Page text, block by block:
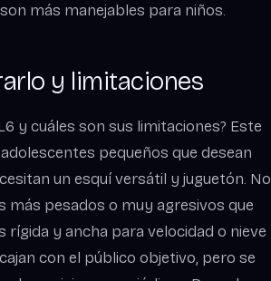
más manejables para niños.
y limitaciones
y cuáles son sus limitaciones? Este
pequeños que desean
un esquí versátil y juguetón. No
más pesados o muy agresivos que
y ancha para velocidad o nieve
con el público objetivo, pero se